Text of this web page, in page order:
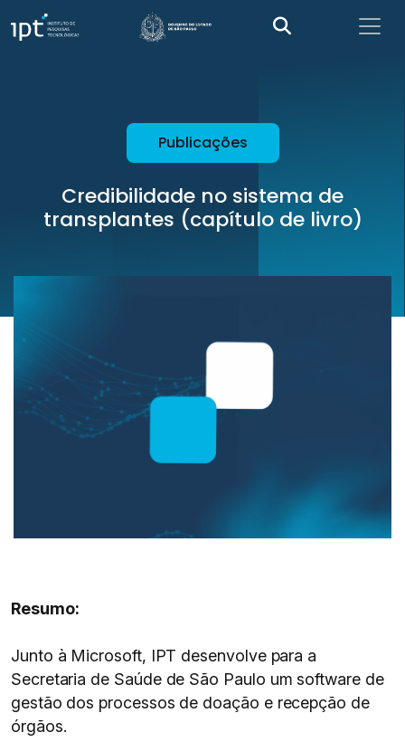
Publicações
Credibilidade no sistema de
transplantes (capítulo de livro)
Resumo:
Junto à Microsoft, IPT desenvolve para a
Secretaria de Saúde de São Paulo um software de
gestão dos processos de doação e recepção de
órgãos.